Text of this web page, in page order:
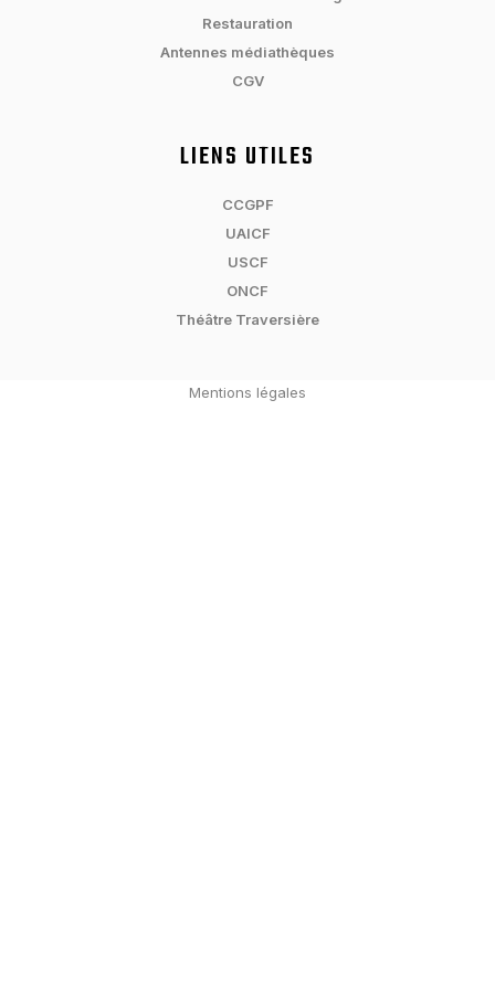
Restauration
Antennes médiathèques
CGV
LIENS UTILES
CCGPF
UAICF
USCF
ONCF
Théâtre Traversière
Mentions légales